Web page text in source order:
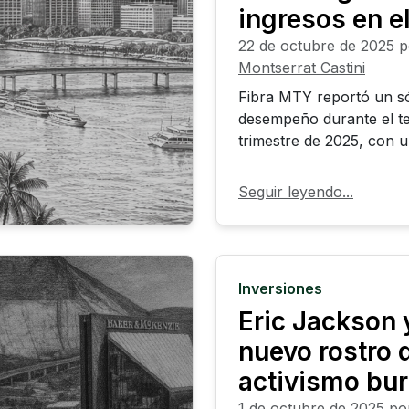
ingresos en
22 de octubre de 2025
Montserrat Castini
Fibra MTY reportó un
desempeño durante el
trimestre de 2025, con
totales y un incremento
(ION) respecto al
del año anterior. Los
nuevas adquisiciones
expansiones en
existentes y una gestión
disciplinada de su
Seguir leyendo...
Inversiones
Eric Jackson
nuevo rostro
activismo